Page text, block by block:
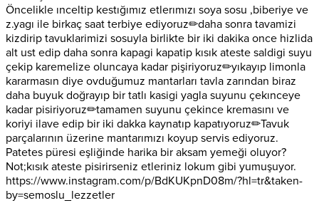
Öncelikle ınceltip kestığımız etlerımızı soya sosu ,biberiye ve
z.yagı ile birkaç saat terbiye ediyoruz✏daha sonra tavamizi
kizdirip tavuklarimizi sosuyla birlikte bir iki dakika once hizlida
alt ust edip daha sonra kapagi kapatip kısık ateste saldigi suyu
çekip karemelize oluncaya kadar pişiriyoruz✏yıkayıp limonla
kararmasın diye ovduğumuz mantarları tavla zarından biraz
daha buyuk doğrayıp bir tatlı kasigi yagla suyunu çekınceye
kadar pisiriyoruz✏tamamen suyunu çekince kremasını ve
koriyi ilave edip bir iki dakka kaynatıp kapatıyoruz✏Tavuk
parçalarının üzerine mantarımızı koyup servis ediyoruz.
Patetes püresi eşliğinde harika bir aksam yemeği oluyor?
Not;kısık ateste pisirirseniz etleriniz lokum gibi yumuşuyor.
https://www.instagram.com/p/BdKUKpnD08m/?hl=tr&taken-
by=semoslu_lezzetler